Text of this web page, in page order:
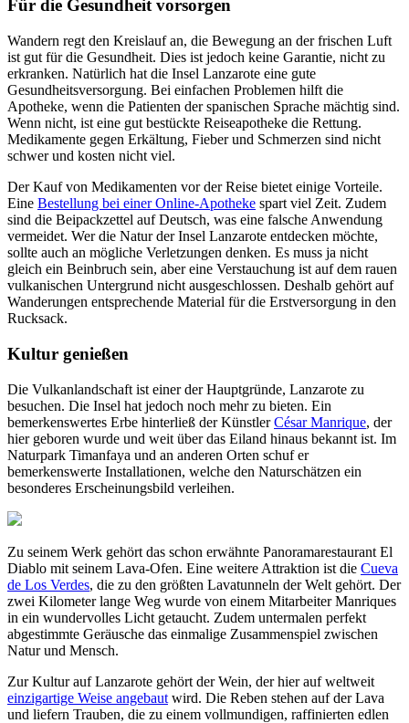
Für die Gesundheit vorsorgen
Wandern regt den Kreislauf an, die Bewegung an der frischen Luft
ist gut für die Gesundheit. Dies ist jedoch keine Garantie, nicht zu
erkranken. Natürlich hat die Insel Lanzarote eine gute
Gesundheitsversorgung. Bei einfachen Problemen hilft die
Apotheke, wenn die Patienten der spanischen Sprache mächtig sind.
Wenn nicht, ist eine gut bestückte Reiseapotheke die Rettung.
Medikamente gegen Erkältung, Fieber und Schmerzen sind nicht
schwer und kosten nicht viel.
Der Kauf von Medikamenten vor der Reise bietet einige Vorteile.
Eine Bestellung bei einer Online-Apotheke spart viel Zeit. Zudem
sind die Beipackzettel auf Deutsch, was eine falsche Anwendung
vermeidet. Wer die Natur der Insel Lanzarote entdecken möchte,
sollte auch an mögliche Verletzungen denken. Es muss ja nicht
gleich ein Beinbruch sein, aber eine Verstauchung ist auf dem rauen
vulkanischen Untergrund nicht ausgeschlossen. Deshalb gehört auf
Wanderungen entsprechende Material für die Erstversorgung in den
Rucksack.
Kultur genießen
Die Vulkanlandschaft ist einer der Hauptgründe, Lanzarote zu
besuchen. Die Insel hat jedoch noch mehr zu bieten. Ein
bemerkenswertes Erbe hinterließ der KünstlerCésar Manrique, der
hier geboren wurde und weit über das Eiland hinaus bekannt ist. Im
Naturpark Timanfaya und an anderen Orten schuf er
bemerkenswerte Installationen, welche den Naturschätzen ein
besonderes Erscheinungsbild verleihen.
Zu seinem Werk gehört das schon erwähnte Panoramarestaurant El
Diablo mit seinem Lava-Ofen. Eine weitere Attraktion ist die Cueva
de Los Verdes, die zu den größten Lavatunneln der Welt gehört. Der
zwei Kilometer lange Weg wurde von einem Mitarbeiter Manriques
in ein wundervolles Licht getaucht. Zudem untermalen perfekt
abgestimmte Geräusche das einmalige Zusammenspiel zwischen
Natur und Mensch.
Zur Kultur auf Lanzarote gehört der Wein, der hier auf weltweit
einzigartige Weise angebaut wird. Die Reben stehen auf der Lava
und liefern Trauben, die zu einem vollmundigen, raffinierten edlen